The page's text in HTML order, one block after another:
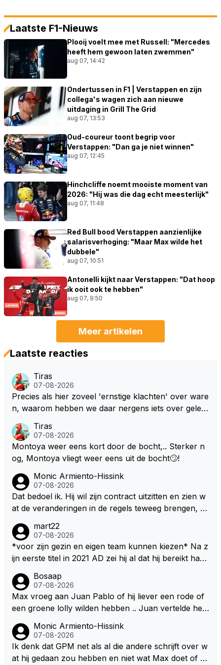
Laatste F1-Nieuws
Plooij voelt mee met Russell: "Mercedes
heeft hem gewoon laten zwemmen"
aug 07, 14:42
Ondertussen in F1 | Verstappen en zijn
collega's wagen zich aan nieuwe
uitdaging in Grill The Grid
aug 07, 13:53
Oud-coureur toont begrip voor
Verstappen: "Dan ga je niet winnen"
aug 07, 12:45
Hinchcliffe noemt mooiste moment van
2026: "Hij was die dag echt meesterlijk"
aug 07, 11:48
Red Bull bood Verstappen aanzienlijke
salarisverhoging: "Maar Max wilde het
dubbele"
aug 07, 10:51
Antonelli kijkt naar Verstappen: "Dat hoop
ik ooit ook te hebben"
aug 07, 9:50
Meer artikelen
Laatste reacties
Tiras
07-08-2026
Precies als hier zoveel 'ernstige klachten' over ware
n, waarom hebben we daar nergens iets over gelez
Tiras
07-08-2026
Montoya weer eens kort door de bocht,.. Sterker n
og, Montoya vliegt weer eens uit de bocht🙄!
Monic Armiento-Hissink
07-08-2026
Dat bedoel ik. Hij wil zijn contract uitzitten en zien w
at de veranderingen in de regels teweeg brengen, al
ijn eigen team te kiezen en zijn gezin. hij kan dan zelf
bepalen aan welke races hij mee wil doen en is ook
vaker thuis. Hij zit dan ook niet meer vast aan een c
ntract zou tekenen.
mart22
07-08-2026
*voor zijn gezin en eigen team kunnen kiezen* Na z
ijn eerste titel in 2021 AD zei hij al dat hij bereikt had
aarna nog komt bonus was. Ik denk dat hij dat meen
de en dat hij er nog steeds zo in staat. Nu telt voorn
amelijk het plezier hebben in wat hij doet nog als drij
Nu, met deze auto's??? Met deze regels???
Bosaap
07-08-2026
Max vroeg aan Juan Pablo of hij liever een rode of
een groene lolly wilden hebben .. Juan vertelde hem
het gretig likken aan zijn rode lolly hoorde Juan toc
h echt van Max dat RB hem een contract had aange
boden met een aanzienlijke loonsverhoging maar da
Monic Armiento-Hissink
07-08-2026
Ik denk dat GPM net als al die andere schrijft over w
at hij gedaan zou hebben en niet wat Max doet of wi